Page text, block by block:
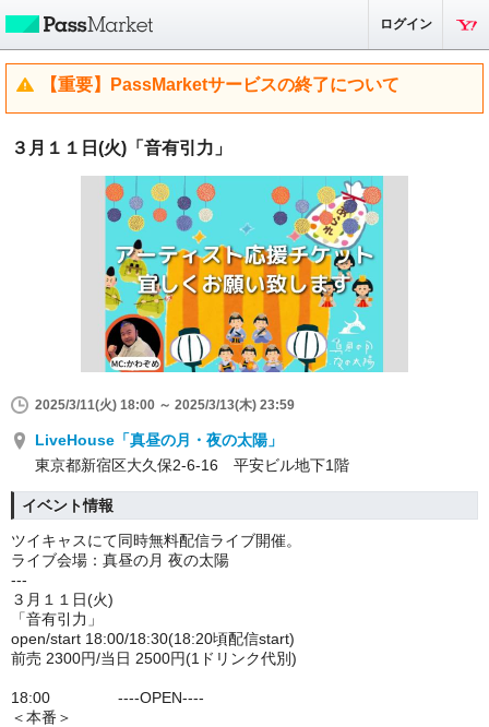
ログイン
【重要】PassMarketサービスの終了について
３月１１日(火)「音有引力」
2025/3/11(火) 18:00 ～ 2025/3/13(木) 23:59
LiveHouse「真昼の月・夜の太陽」
東京都新宿区大久保2-6-16 平安ビル地下1階
イベント情報
ツイキャスにて同時無料配信ライブ開催。
ライブ会場：真昼の月 夜の太陽
---
３月１１日(火)
「音有引力」
open/start 18:00/18:30(18:20頃配信start)
前売 2300円/当日 2500円(1ドリンク代別)
18:00 ----OPEN----
＜本番＞